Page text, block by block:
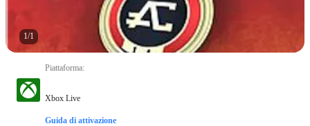
1/1
Piattaforma:
Xbox Live
Guida di attivazione